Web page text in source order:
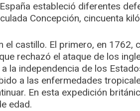
estableció diferentes
Concepción, cincuenta
castillo. El primero, en 1762,
rechazó el ataque de los
la independencia de los
a las enfermedades
En esta expedición
edad.